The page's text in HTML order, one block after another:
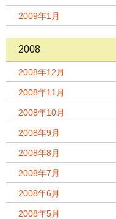
2009年1月
2008
2008年12月
2008年11月
2008年10月
2008年9月
2008年8月
2008年7月
2008年6月
2008年5月